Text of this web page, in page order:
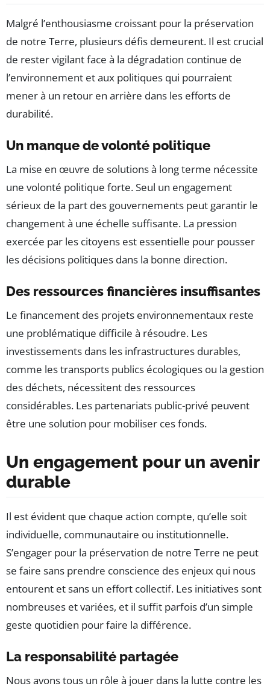
Malgré l’enthousiasme croissant pour la préservation
de notre Terre, plusieurs défis demeurent. Il est crucial
de rester vigilant face à la dégradation continue de
l’environnement et aux politiques qui pourraient
mener à un retour en arrière dans les efforts de
durabilité.
Un manque de volonté politique
La mise en œuvre de solutions à long terme nécessite
une volonté politique forte. Seul un engagement
sérieux de la part des gouvernements peut garantir le
changement à une échelle suffisante. La pression
exercée par les citoyens est essentielle pour pousser
les décisions politiques dans la bonne direction.
Des ressources financières insuffisantes
Le financement des projets environnementaux reste
une problématique difficile à résoudre. Les
investissements dans les infrastructures durables,
comme les transports publics écologiques ou la gestion
des déchets, nécessitent des ressources
considérables. Les partenariats public-privé peuvent
être une solution pour mobiliser ces fonds.
Un engagement pour un avenir
durable
Il est évident que chaque action compte, qu’elle soit
individuelle, communautaire ou institutionnelle.
S’engager pour la préservation de notre Terre ne peut
se faire sans prendre conscience des enjeux qui nous
entourent et sans un effort collectif. Les initiatives sont
nombreuses et variées, et il suffit parfois d’un simple
geste quotidien pour faire la différence.
La responsabilité partagée
Nous avons tous un rôle à jouer dans la lutte contre les